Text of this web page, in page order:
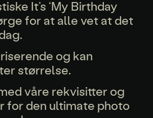
It’s ‘My Birthday
for at alle vet at det
og kan
størrelse.
våre rekvisitter og
for den ultimate photo